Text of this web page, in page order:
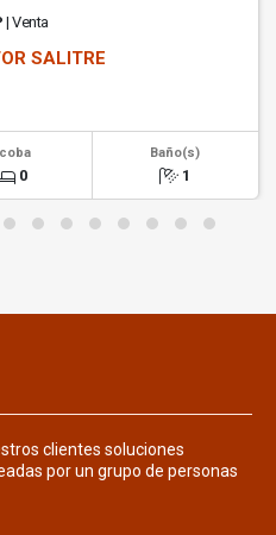
| Venta
SALITRE
0
Baño(s)
1
clientes soluciones
por un grupo de personas